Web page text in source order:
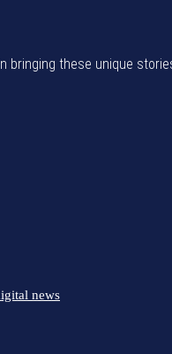
bringing these unique
news